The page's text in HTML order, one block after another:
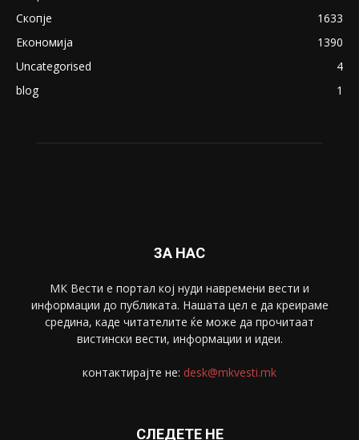
Скопје
1633
Економија
1390
Uncategorised
4
blog
1
ЗА НАС
МК Вести е портал коj нуди навремени вести и
информации до публиката. Нашата цел е да креираме
средина, каде читателите ќе може да прочитаат
вистински вести, информации и идеи.
контактирајте не: desk@mkvesti.mk
СЛЕДЕТЕ НЕ